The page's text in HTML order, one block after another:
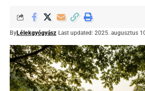
ByLélekgyógyász Last updated: 2025. augusztus